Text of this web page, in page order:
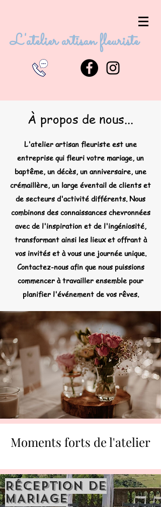
L'atelier artisan fleuriste
À propos de nous...
L'atelier artisan fleuriste est une
entreprise qui fleuri votre mariage, un
baptême, un décès, un anniversaire, une
crémaillère, un large éventail de clients et
de secteurs d'activité différents. Nous
combinons des connaissances chevronnées
avec de l'inspiration et de l'ingéniosité,
transformant ainsi les lieux et offrant à
vos invités et à vous une journée unique.
Contactez-nous afin que nous puissions
commencer à travailler ensemble pour
planifier l'événement de vos rêves.
Moments forts de l'atelier
RÉCEPTION DE
MARIAGE